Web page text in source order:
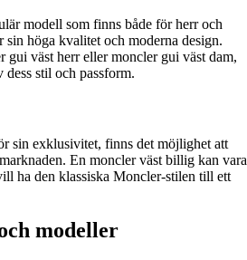
modell som finns både för herr och
sin höga kvalitet och moderna design.
gui väst herr eller moncler gui väst dam,
stil och passform.
sin exklusivitet, finns det möjlighet att
En moncler väst billig kan vara
ha den klassiska Moncler-stilen till ett
modeller